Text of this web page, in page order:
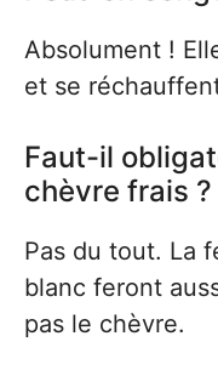
Absolument !
et se
Faut-il
chèvre frais ?
Pas du tout. La
blanc feront
pas le chèvre.